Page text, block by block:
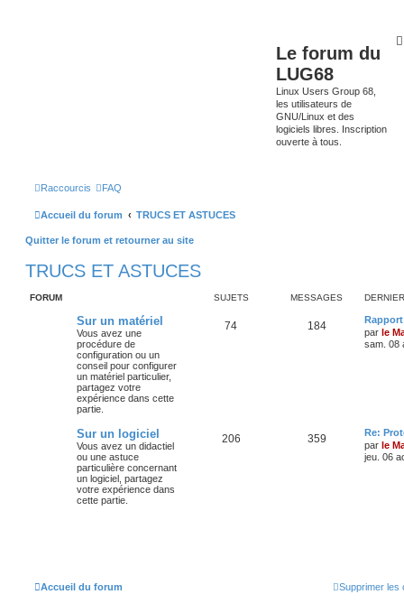
Le forum du
LUG68
Linux Users Group 68,
les utilisateurs de
GNU/Linux et des
logiciels libres. Inscription
ouverte à tous.
Raccourcis FAQ
Accueil du forum TRUCS ET ASTUCES
Quitter le forum et retourner au site
TRUCS ET ASTUCES
FORUM SUJETS MESSAGES
Sur un matériel
Vous avez une
procédure de
configuration ou un
conseil pour configurer
un matériel particulier,
partagez votre
expérience dans cette
partie.
74 184
par le
sam. 08
Sur un logiciel
Vous avez un didactiel
ou une astuce
particulière concernant
un logiciel, partagez
votre expérience dans
cette partie.
206 359
Re:
par le
jeu. 06
Accueil du forum Supprimer les